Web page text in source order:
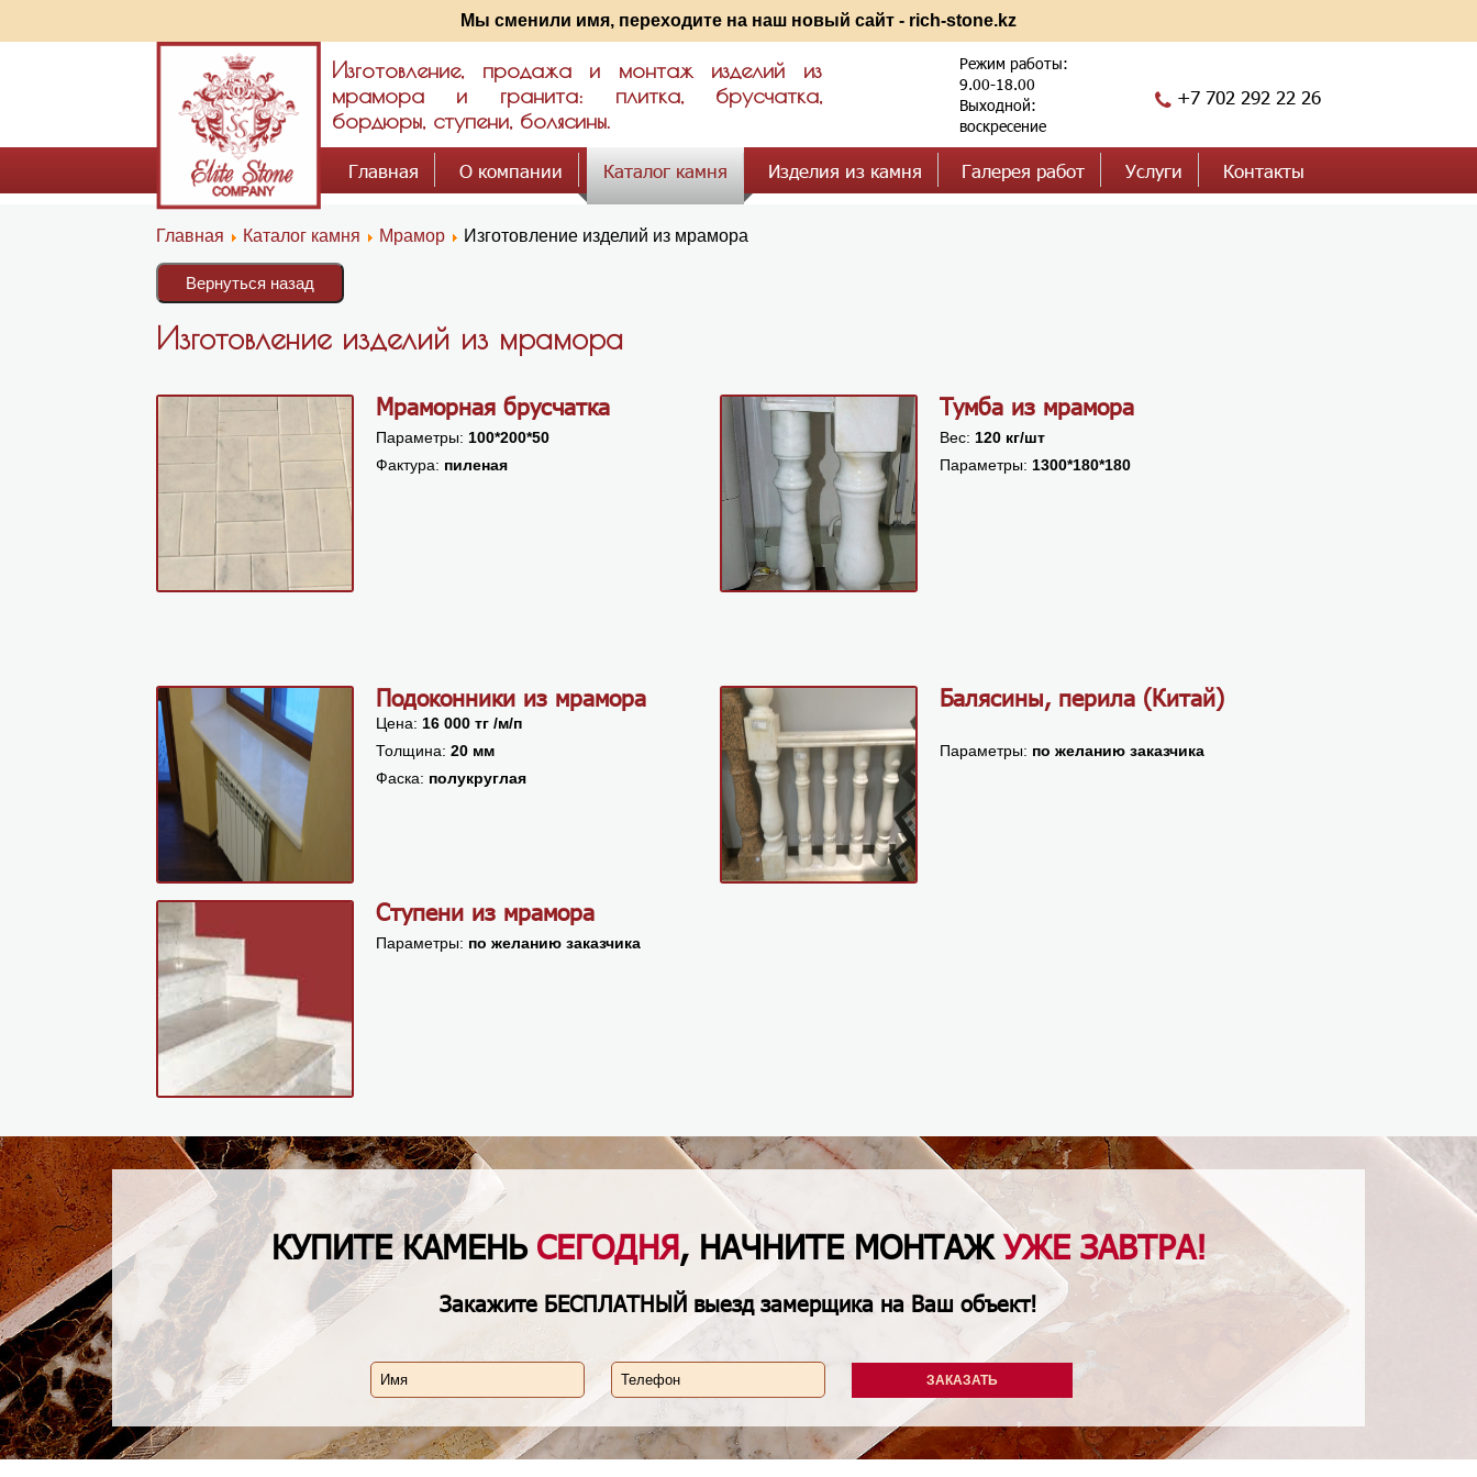
Мы сменили имя, переходите на наш новый сайт - rich-stone.kz
Изготовление, продажа и монтаж изделий из
мрамора и гранита: плитка, брусчатка,
бордюры, ступени, болясины.
Режим работы:
9.00-18.00
Выходной:
воскресение
+7 702 292 22 26
Главная О компании Каталог камня Изделия из камня Галерея работ Услуги Контакты
Главная Каталог камня Мрамор Изготовление изделий из мрамора
Изготовление изделий из мрамора
Мраморная брусчатка
Параметры: 100*200*50
Фактура: пиленая
Тумба из мрамора
Вес: 120 кг/шт
Параметры: 1300*180*180
Подоконники из мрамора
Цена: 16 000 тг /м/п
Толщина: 20 мм
Фаска: полукруглая
Балясины, перила (Китай)
Параметры: по желанию заказчика
Ступени из мрамора
Параметры: по желанию заказчика
КУПИТЕ КАМЕНЬ СЕГОДНЯ, НАЧНИТЕ МОНТАЖ УЖЕ ЗАВТРА!
Закажите БЕСПЛАТНЫЙ выезд замерщика на Ваш объект!
ЗАКАЗАТЬ